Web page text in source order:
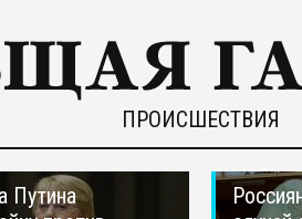
ПРОИСШЕСТВИЯ
Путина